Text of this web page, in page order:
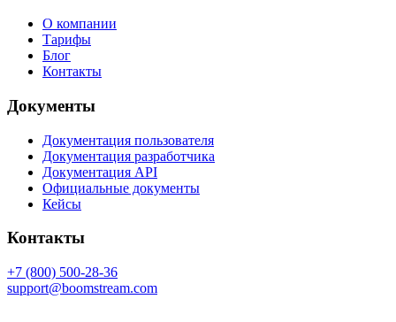
О компании
Тарифы
Блог
Контакты
Документы
Документация пользователя
Документация разработчика
Документация API
Официальные документы
Кейсы
Контакты
+7 (800) 500-28-36
support@boomstream.com